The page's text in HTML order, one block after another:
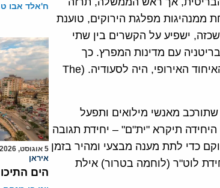
ממנהיגות מפלגת הירוקים, טוענת
ישפיע על הקשרים בין שתי
עם מדינות המפרץ. כך
למשל, אחד מביקוריה הראשונים לאחר משאל העם על היציאה מהאיחוד האירופי, היה לסעודיה. (The
מאנשי מילואים ותפעל
תיקרא "ית"ם" – יחידת תגובה
כדי לתת מענה מבצעי ומהיר בזמן
לוט"ר (לוחמה בטרור) אילת
ח'אלד אבו
5 אוגוסט, 2026
איראן
הים